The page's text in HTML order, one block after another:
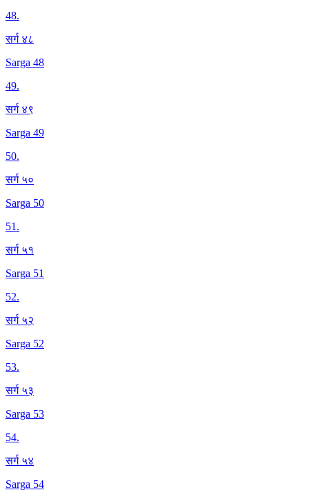
48.
सर्ग ४८
Sarga 48
49.
सर्ग ४९
Sarga 49
50.
सर्ग ५०
Sarga 50
51.
सर्ग ५१
Sarga 51
52.
सर्ग ५२
Sarga 52
53.
सर्ग ५३
Sarga 53
54.
सर्ग ५४
Sarga 54